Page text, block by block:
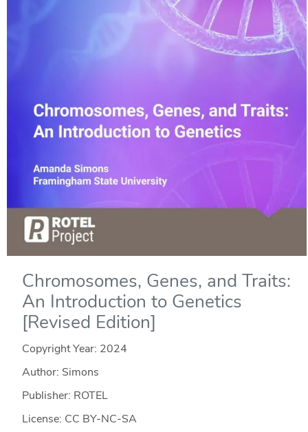
Chromosomes, Genes, and Traits:
An Introduction to Genetics
[Revised Edition]
Copyright Year: 2024
Author: Simons
Publisher: ROTEL
License: CC BY-NC-SA